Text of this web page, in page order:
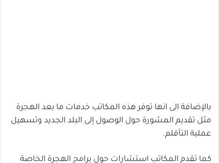
بالإضافة الى انها توفر هذه المكاتب خدمات ما بعد الهجرة
مثل تقديم المشورة حول الوصول إلى البلد الجديد وتسهيل
عملية التأقلم.
كما تقدم المكاتب استشارات حول برامج الهجرة الخاصة